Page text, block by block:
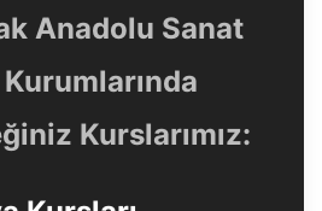
Anadolu Sanat
Kurslarımız: